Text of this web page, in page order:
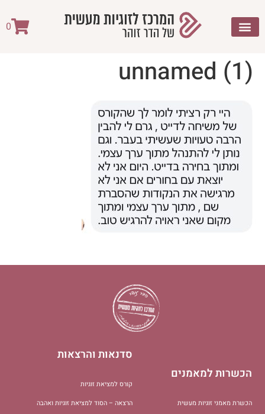
0
unnamed (1)
הכשרות למאמנים
הכשרת מאמני זוגיות מעשית
סדנאות והרצאות
קורס למציאת זוגיות
הרצאה – הסוד למציאת זוגיות ואהבה